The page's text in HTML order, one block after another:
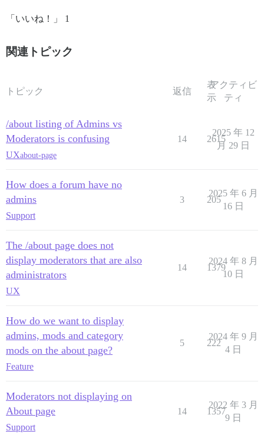
「いいね！」 1
関連トピック
トピック 返信
表
示
アクティビ
ティ
/about listing of Admins vs
Moderators is confusing
UXabout-page
14 2615
2025 年 12
月 29 日
How does a forum have no
admins
Support
3 205
2025 年 6 月
16 日
The /about page does not
display moderators that are also
administrators
UX
14 1379
2024 年 8 月
10 日
How do we want to display
admins, mods and category
mods on the about page?
Feature
5 222
2024 年 9 月
4 日
Moderators not displaying on
About page
Support
14 1357
2022 年 3 月
9 日